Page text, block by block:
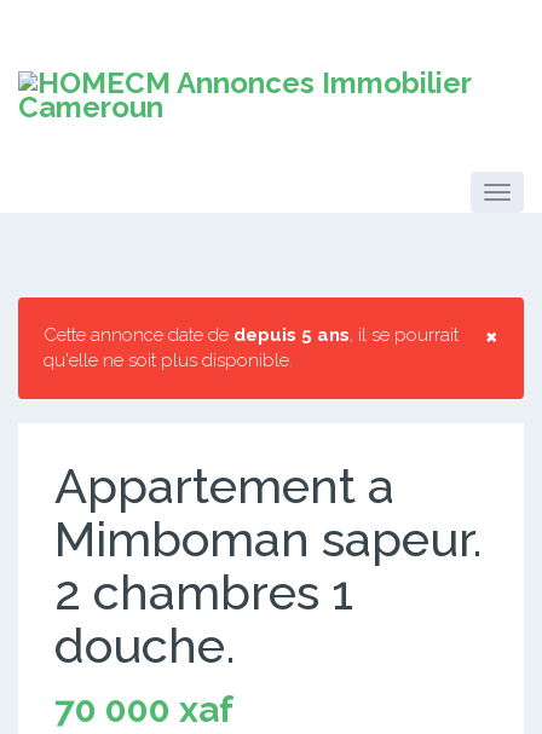
×
Cette annonce date de depuis 5 ans, il se pourrait
qu'elle ne soit plus disponible.
Appartement a
Mimboman sapeur.
2 chambres 1
douche.
70 000 xaf